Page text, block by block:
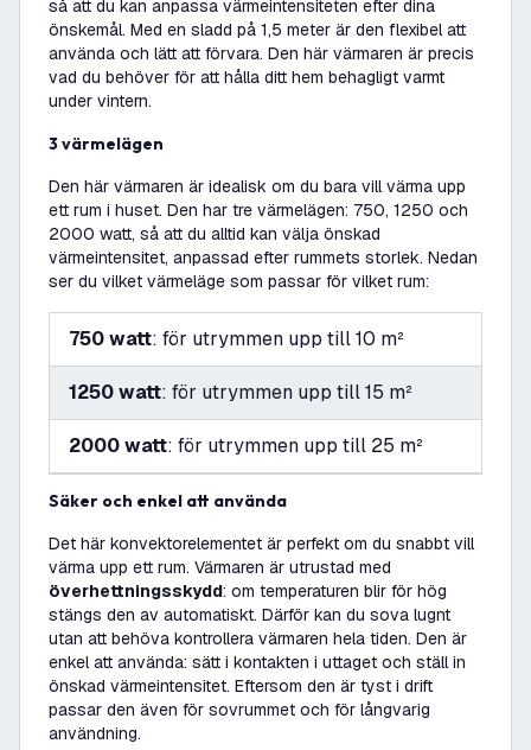
så att du kan anpassa värmeintensiteten efter dina
önskemål. Med en sladd på 1,5 meter är den flexibel att
använda och lätt att förvara. Den här värmaren är precis
vad du behöver för att hålla ditt hem behagligt varmt
under vintern.
3 värmelägen
Den här värmaren är idealisk om du bara vill värma upp
ett rum i huset. Den har tre värmelägen: 750, 1250 och
2000 watt, så att du alltid kan välja önskad
värmeintensitet, anpassad efter rummets storlek. Nedan
ser du vilket värmeläge som passar för vilket rum:
750 watt: för utrymmen upp till 10 m²
1250 watt: för utrymmen upp till 15 m²
2000 watt: för utrymmen upp till 25 m²
Säker och enkel att använda
Det här konvektorelementet är perfekt om du snabbt vill
värma upp ett rum. Värmaren är utrustad med
överhettningsskydd: om temperaturen blir för hög
stängs den av automatiskt. Därför kan du sova lugnt
utan att behöva kontrollera värmaren hela tiden. Den är
enkel att använda: sätt i kontakten i uttaget och ställ in
önskad värmeintensitet. Eftersom den är tyst i drift
passar den även för sovrummet och för långvarig
användning.